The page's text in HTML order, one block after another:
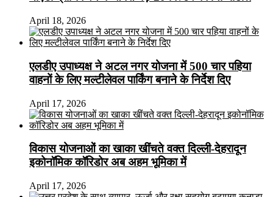
April 18, 2026
एलडीए उपाध्यक्ष ने अटल नगर योजना में 500 चार पहिया
वाहनों के लिए मल्टीलेवल पार्किंग बनाने के निर्देश दिए
April 17, 2026
विकास योजनाओं का खाका खींचते वक्त दिल्ली-देहरादून
इकोनॉमिक कॉरिडोर अब अहम भूमिका में
April 17, 2026